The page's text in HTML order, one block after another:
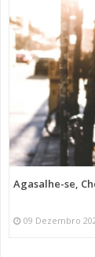
Agasalhe-se,
09 Dezembro